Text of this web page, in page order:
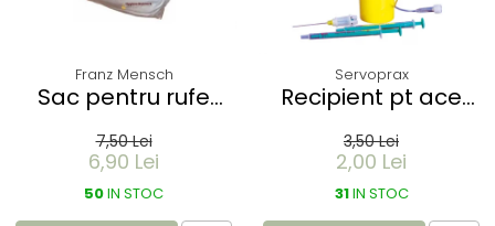
Franz Mensch
Sac pentru rufe
in apa - 60 litri -
66x84 cm / 17 my
7,50 Lei
6,90 Lei
50IN STOC
Servoprax
Recipient pt ace
de buzunar 150 ml
3,50 Lei
2,00 Lei
31IN STOC